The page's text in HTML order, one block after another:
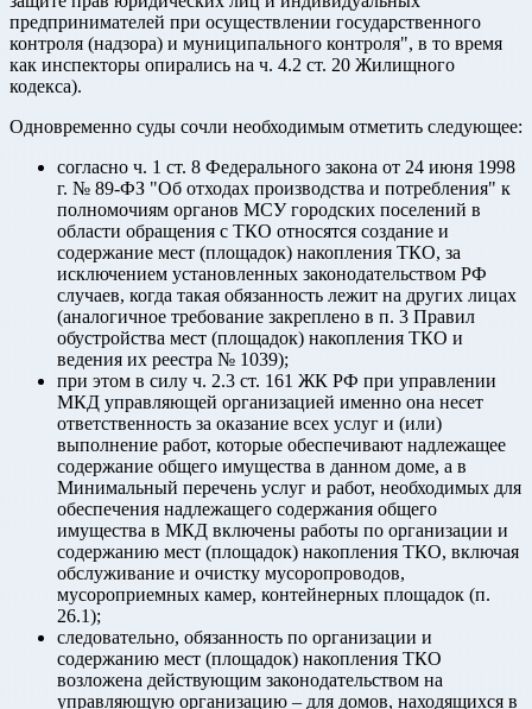
предпринимателей при осуществлении государственного
контроля (надзора) и муниципального контроля", в то время
как инспекторы опирались на ч. 4.2 ст. 20 Жилищного
кодекса).
Одновременно суды сочли необходимым отметить следующее:
согласно ч. 1 ст. 8 Федерального закона от 24 июня 1998
г. № 89-ФЗ "Об отходах производства и потребления" к
полномочиям органов МСУ городских поселений в
области обращения с ТКО относятся создание и
содержание мест (площадок) накопления ТКО, за
исключением установленных законодательством РФ
случаев, когда такая обязанность лежит на других лицах
(аналогичное требование закреплено в п. 3 Правил
обустройства мест (площадок) накопления ТКО и
ведения их реестра № 1039);
при этом в силу ч. 2.3 ст. 161 ЖК РФ при управлении
МКД управляющей организацией именно она несет
ответственность за оказание всех услуг и (или)
выполнение работ, которые обеспечивают надлежащее
содержание общего имущества в данном доме, а в
Минимальный перечень услуг и работ, необходимых для
обеспечения надлежащего содержания общего
имущества в МКД включены работы по организации и
содержанию мест (площадок) накопления ТКО, включая
обслуживание и очистку мусоропроводов,
мусороприемных камер, контейнерных площадок (п.
26.1);
следовательно, обязанность по организации и
содержанию мест (площадок) накопления ТКО
возложена действующим законодательством на
управляющую организацию – для домов, находящихся в